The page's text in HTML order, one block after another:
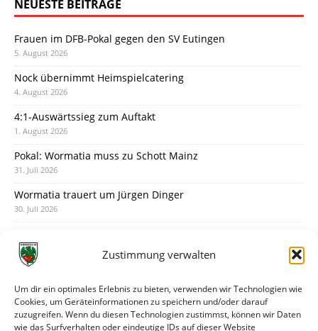
Zustimmung verwalten
Um dir ein optimales Erlebnis zu bieten, verwenden wir Technologien wie
Cookies, um Geräteinformationen zu speichern und/oder darauf
zuzugreifen. Wenn du diesen Technologien zustimmst, können wir Daten
wie das Surfverhalten oder eindeutige IDs auf dieser Website
NEUESTE BEITRÄGE
Frauen im DFB-Pokal gegen den SV Eutingen
5. August 2026
Nock übernimmt Heimspielcatering
4. August 2026
4:1-Auswärtssieg zum Auftakt
1. August 2026
Pokal: Wormatia muss zu Schott Mainz
31. Juli 2026
Wormatia trauert um Jürgen Dinger
30. Juli 2026
28. Juli 2026
28. Juli 2026
Neue Podcast-Folge: So tickt Björn!
27. Juli 2026